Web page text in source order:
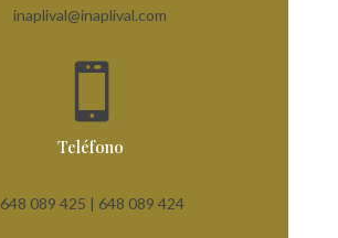
inaplival@inaplival.com

Teléfono
648 089 425 | 648 089 424